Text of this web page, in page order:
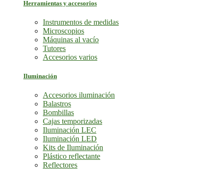
Herramientas y accesorios
Instrumentos de medidas
Microscopios
Máquinas al vacío
Tutores
Accesorios varios
Iluminación
Accesorios iluminación
Balastros
Bombillas
Cajas temporizadas
Iluminación LEC
Iluminación LED
Kits de Iluminación
Plástico reflectante
Reflectores